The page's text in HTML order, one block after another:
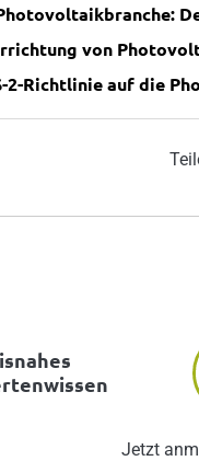
von
2-Richtlinie auf die
Jetzt